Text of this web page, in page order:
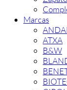
Marcas
ATXA
B&W